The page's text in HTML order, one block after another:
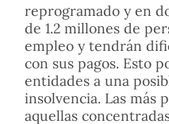
reprogramado y en
de 1.2 millones de
empleo y tendrán
con sus pagos. Esto
entidades a una
insolvencia. Las más
aquellas